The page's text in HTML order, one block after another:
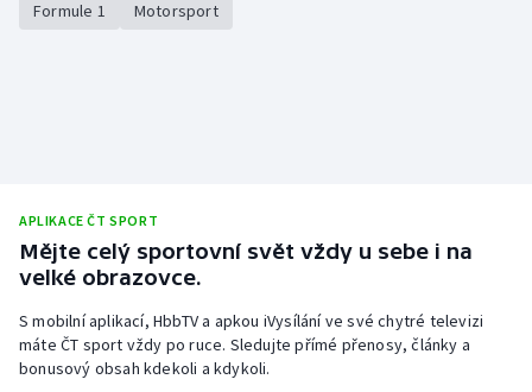
Formule 1 Motorsport
APLIKACE ČT SPORT
Mějte celý sportovní svět vždy u sebe i na
velké obrazovce.
S mobilní aplikací, HbbTV a apkou iVysílání ve své chytré televizi
máte ČT sport vždy po ruce. Sledujte přímé přenosy, články a
bonusový obsah kdekoli a kdykoli.